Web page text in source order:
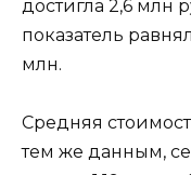
достигла 2,6 млн
показатель
млн.
Средняя
тем же данным,